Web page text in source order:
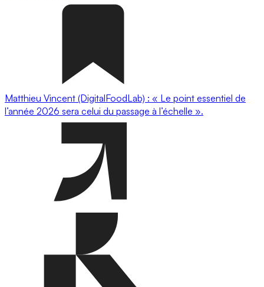
Matthieu Vincent (DigitalFoodLab) : « Le point essentiel de
l’année 2026 sera celui du passage à l’échelle ».